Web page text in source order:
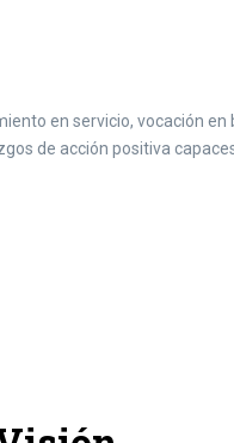
en servicio, vocación en
de acción positiva